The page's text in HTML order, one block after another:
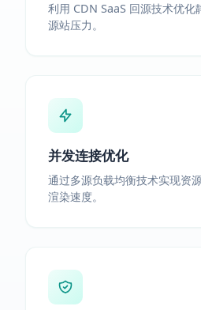
利用 CDN SaaS 回源技术优化
源站压力。
并发连接优化
通过多源负载均衡技术实现资
渲染速度。